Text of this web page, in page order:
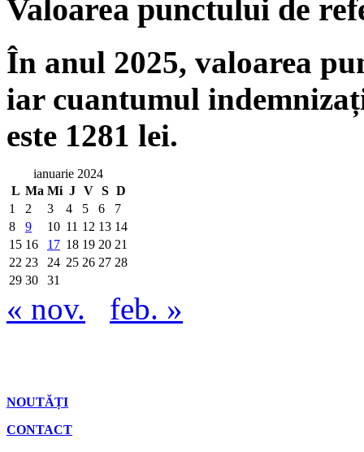
Valoarea punctului de
În anul 2025, valoarea
iar cuantumul
este 1281 lei.
ianuarie 2024
L Ma Mi J V S D
1
2 3 4 5 6
7
8
9 10 11 12 13 14
15 16 17 18 19 20 21
22 23 24 25 26 27 28
29 30 31
« nov. feb. »
NOUTĂȚI
CONTACT